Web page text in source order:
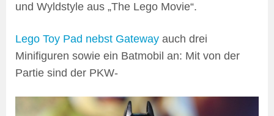
und Wyldstyle aus „The Lego Movie“.
Lego Toy Pad nebst Gateway auch drei
Minifiguren sowie ein Batmobil an: Mit von der
Partie sind der PKW-